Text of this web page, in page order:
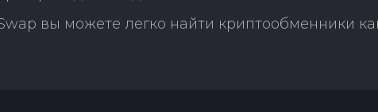
вы можете легко найти криптообменники